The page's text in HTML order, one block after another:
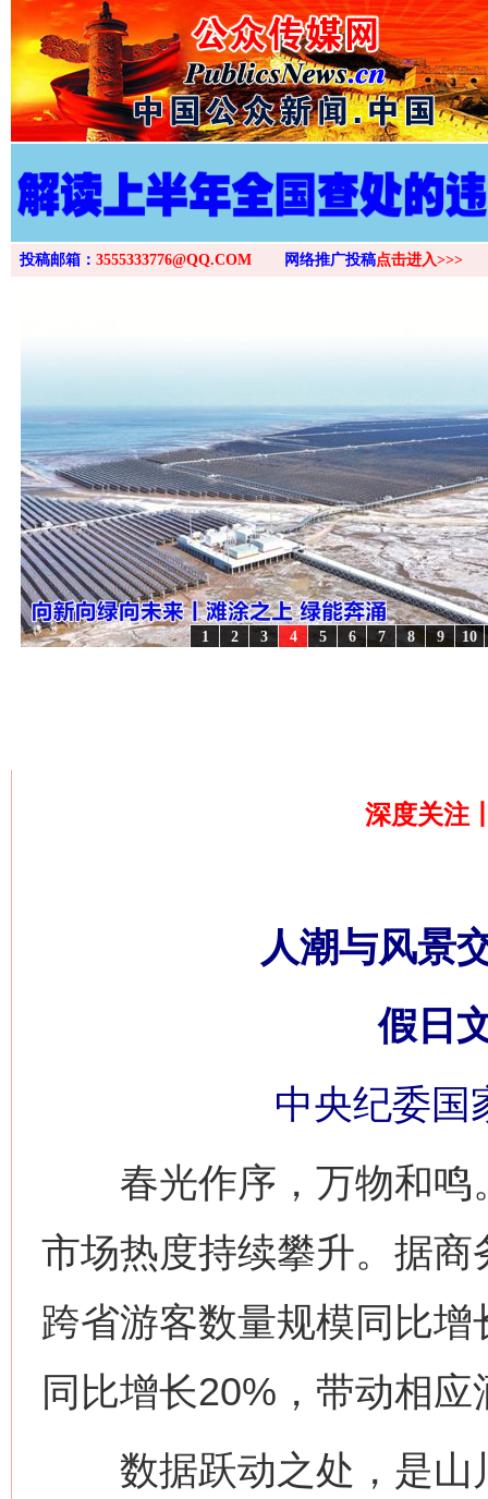
投稿邮箱： 3555333776@QQ.COM 网络推广投稿点击进入>>>
10
9
8
7
6
5
4
3
2
1
深度关注
人潮与风景
假日
中央纪委国
春光作序，万物和鸣
市场热度持续攀升。据
跨省游客数量规模同比
同比增长20%，带动相
数据跃动之处，是山